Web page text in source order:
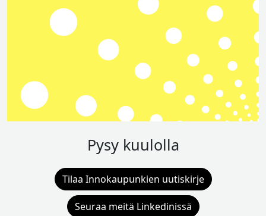
Pysy kuulolla
Tilaa Innokaupunkien uutiskirje
Seuraa meitä Linkedinissä